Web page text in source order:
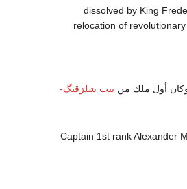
- dissolved by King
relocation of
أول ملك من بيت شلزڤيگ-
- Captain 1st rank